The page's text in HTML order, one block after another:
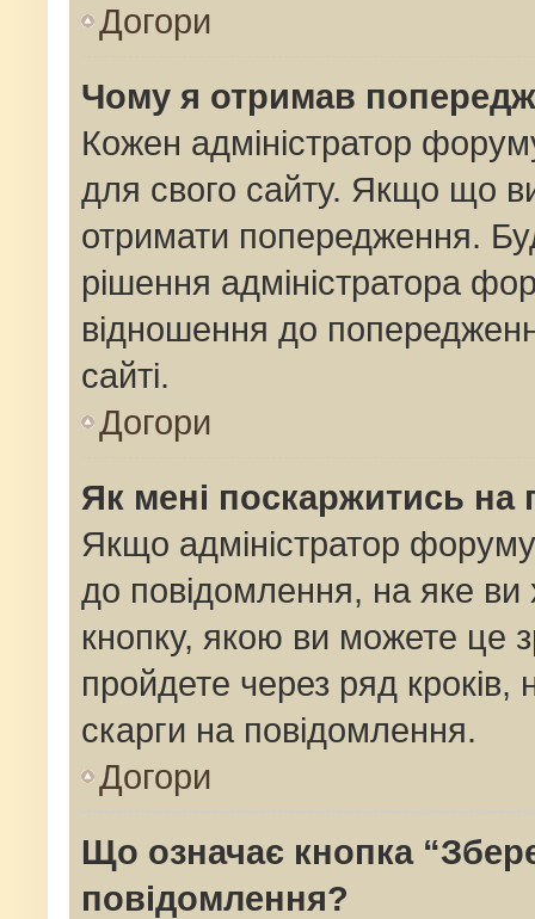
Догори
Чому я отримав
Кожен адміністратор
для свого сайту. Якщо що
отримати попередження.
рішення адміністратора
відношення до
сайті.
Догори
Як мені поскаржитись
Якщо адміністратор
до повідомлення, на яке ви
кнопку, якою ви можете це
пройдете через ряд кроків,
скарги на повідомлення.
Догори
Що означає кнопка
повідомлення?